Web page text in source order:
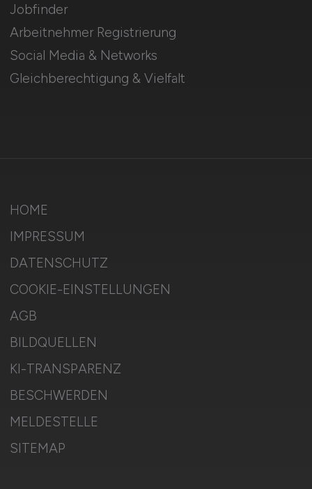
Jobfinder
Arbeitnehmer Registrierung
Social Media & Networks
Gleichberechtigung & Vielfalt
HOME
IMPRESSUM
DATENSCHUTZ
COOKIE-EINSTELLUNGEN
AGB
BILDQUELLEN
KI-TRANSPARENZ
BESCHWERDEN
MELDESTELLE
SITEMAP